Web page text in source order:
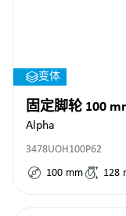
变体
固定脚轮 100
Alpha
3478UOH100P62
100 mm 128